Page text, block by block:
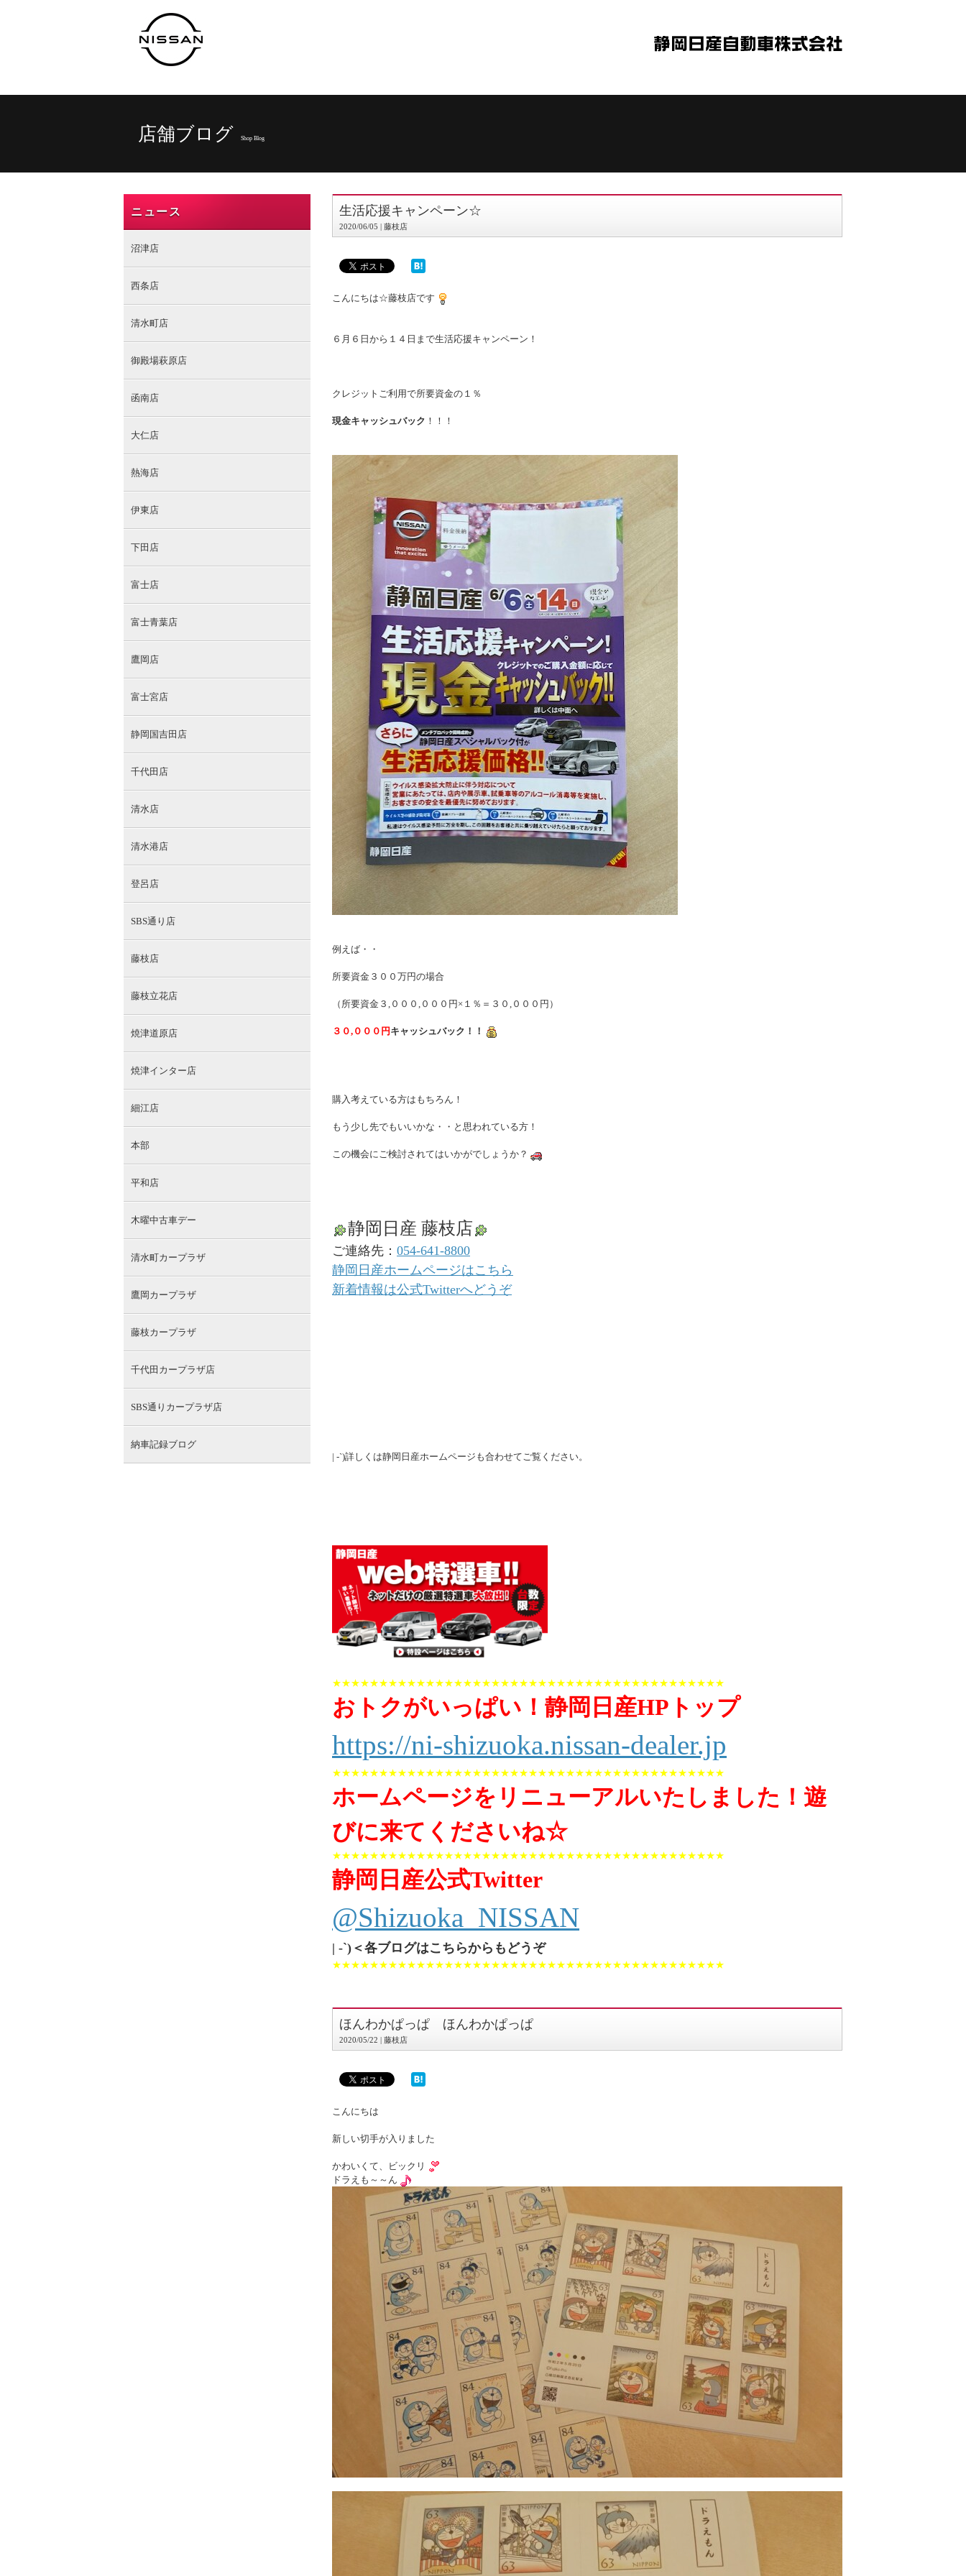
店舗ブログ Shop Blog
生活応援キャンペーン☆
2020/06/05 | 藤枝店
こんにちは☆藤枝店です
６月６日から１４日まで生活応援キャンペーン！
クレジットご利用で所要資金の１％
現金キャッシュバック ！！！
例えば・・
所要資金３００万円の場合
（所要資金３,０００,０００円×１％＝３０,０００円）
３０,０００円 キャッシュバック！！
購入考えている方はもちろん！
もう少し先でもいいかな・・と思われている方！
この機会にご検討されてはいかがでしょうか？
静岡日産 藤枝店
ご連絡先： 054-641-8800
静岡日産ホームページはこちら
新着情報は公式Twitterへどうぞ
| -`)詳しくは静岡日産ホームページも合わせてご覧ください。
★★★★★★★★★★★★★★★★★★★★★★★★★★★★★★★★★★★★★★★★★★
おトクがいっぱい！静岡日産HPトップ
https://ni-shizuoka.nissan-dealer.jp
★★★★★★★★★★★★★★★★★★★★★★★★★★★★★★★★★★★★★★★★★★
ホームページをリニューアルいたしました！遊
びに来てくださいね☆
★★★★★★★★★★★★★★★★★★★★★★★★★★★★★★★★★★★★★★★★★★
静岡日産公式Twitter
@Shizuoka_NISSAN
| -`)＜各ブログはこちらからもどうぞ
★★★★★★★★★★★★★★★★★★★★★★★★★★★★★★★★★★★★★★★★★★
ほんわかぱっぱ ほんわかぱっぱ
2020/05/22 | 藤枝店
こんにちは
新しい切手が入りました
かわいくて、ビックリ
ドラえも～～ん
ニュース
沼津店
西条店
清水町店
御殿場萩原店
函南店
大仁店
熱海店
伊東店
下田店
富士店
富士青葉店
鷹岡店
富士宮店
静岡国吉田店
千代田店
清水店
清水港店
登呂店
SBS通り店
藤枝店
藤枝立花店
焼津道原店
焼津インター店
細江店
本部
平和店
木曜中古車デー
清水町カープラザ
鷹岡カープラザ
藤枝カープラザ
千代田カープラザ店
SBS通りカープラザ店
納車記録ブログ